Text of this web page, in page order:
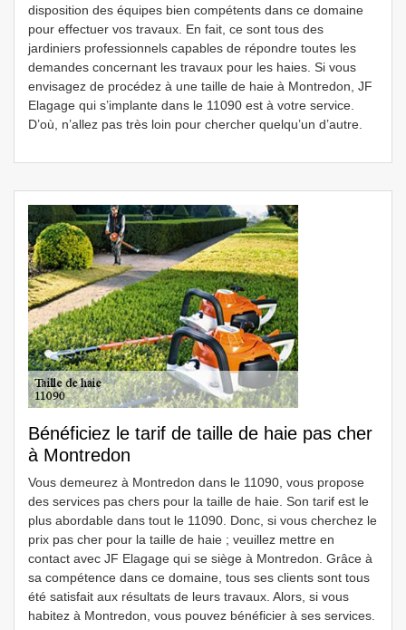
disposition des équipes bien compétents dans ce domaine
pour effectuer vos travaux. En fait, ce sont tous des
jardiniers professionnels capables de répondre toutes les
demandes concernant les travaux pour les haies. Si vous
envisagez de procédez à une taille de haie à Montredon, JF
Elagage qui s’implante dans le 11090 est à votre service.
D’où, n’allez pas très loin pour chercher quelqu’un d’autre.
Bénéficiez le tarif de taille de haie pas cher
à Montredon
Vous demeurez à Montredon dans le 11090, vous propose
des services pas chers pour la taille de haie. Son tarif est le
plus abordable dans tout le 11090. Donc, si vous cherchez le
prix pas cher pour la taille de haie ; veuillez mettre en
contact avec JF Elagage qui se siège à Montredon. Grâce à
sa compétence dans ce domaine, tous ses clients sont tous
été satisfait aux résultats de leurs travaux. Alors, si vous
habitez à Montredon, vous pouvez bénéficier à ses services.